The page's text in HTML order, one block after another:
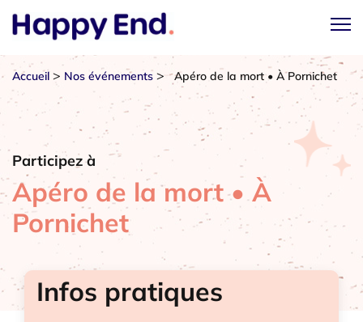
Accueil > Nos événements > Apéro de la mort • À Pornichet
Participez à
Apéro de la mort • À
Pornichet
Infos pratiques